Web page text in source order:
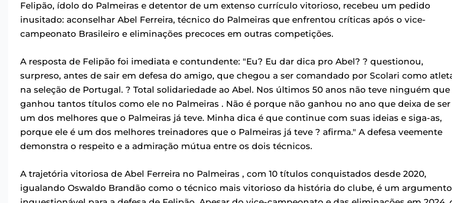
Felipão, ídolo do Palmeiras e detentor de um extenso currículo vitorioso, recebeu um pedido
inusitado: aconselhar Abel Ferreira, técnico do Palmeiras que enfrentou críticas após o vice-
campeonato Brasileiro e eliminações precoces em outras competições.
A resposta de Felipão foi imediata e contundente: "Eu? Eu dar dica pro Abel? ? questionou,
surpreso, antes de sair em defesa do amigo, que chegou a ser comandado por Scolari como
na seleção de Portugal. ? Total solidariedade ao Abel. Nos últimos 50 anos não teve ninguém que
ganhou tantos títulos como ele no Palmeiras . Não é porque não ganhou no ano que deixa de ser
um dos melhores que o Palmeiras já teve. Minha dica é que continue com suas ideias e siga-as,
porque ele é um dos melhores treinadores que o Palmeiras já teve ? afirma." A defesa veemente
demonstra o respeito e a admiração mútua entre os dois técnicos.
A trajetória vitoriosa de Abel Ferreira no Palmeiras , com 10 títulos conquistados desde 2020,
igualando Oswaldo Brandão como o técnico mais vitorioso da história do clube, é um argumento